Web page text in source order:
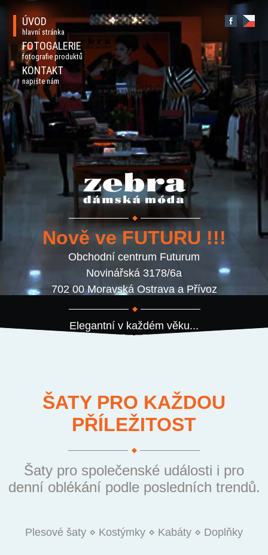
ÚVOD
hlavní stránka
FOTOGALERIE
fotografie produktů
KONTAKT
napište nám
Nově ve FUTURU !!!
Obchodní centrum Futurum
Novinářská 3178/6a
702 00 Moravská Ostrava a Přívoz
Elegantní v každém věku...
ŠATY PRO KAŽDOU
PŘÍLEŽITOST
Šaty pro společenské události i pro
denní oblékání podle posledních trendů.